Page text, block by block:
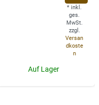
* inkl.
ges.
MwSt.
zzgl.
Versan
dkoste
n
Auf Lager